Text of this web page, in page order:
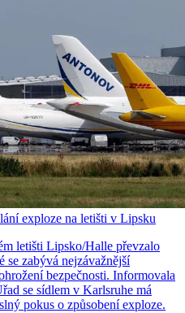
exploze na letišti v Lipsku
letišti Lipsko/Halle převzalo
se zabývá nejzávažnější
bezpečnosti. Informovala
se sídlem v Karlsruhe má
pokus o způsobení exploze.